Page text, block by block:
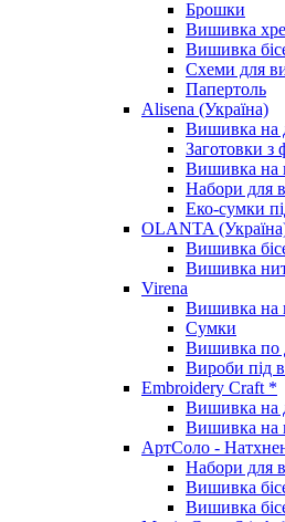
Брошки
Вишивка
Вишивка
Схеми для
Папертоль
Alisena (Україна)
Вишивка на
Заготовки з
Вишивка на
Набори для
Еко-сумки
OLANTA
Вишивка
Вишивка
Virena
Вишивка на
Сумки
Вишивка по
Вироби під
Embroidery Craft *
Вишивка на
Вишивка на
АртСоло -
Набори для
Вишивка
Вишивка